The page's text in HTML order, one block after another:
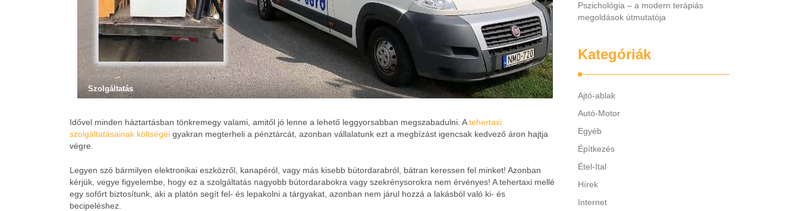
Szolgáltatás
Idővel minden háztartásban tönkremegy valami, amitől jó lenne a lehető leggyorsabban megszabadulni. Atehertaxi
szolgáltatásainak költségei gyakran megterheli a pénztárcát, azonban vállalatunk ezt a megbízást igencsak kedvező áron hajtja
végre.
Legyen szó bármilyen elektronikai eszközről, kanapéról, vagy más kisebb bútordarabról, bátran keressen fel minket! Azonban
kérjük, vegye figyelembe, hogy ez a szolgáltatás nagyobb bútordarabokra vagy szekrénysorokra nem érvényes! A tehertaxi mellé
egy sofőrt biztosítunk, aki a platón segít fel- és lepakolni a tárgyakat, azonban nem járul hozzá a lakásból való ki- és
becipeléshez.
Pszichológia – a modern terápiás
megoldások útmutatója
Kategóriák
Ajtó-ablak
Autó-Motor
Egyéb
Építkezés
Étel-Ital
Hírek
Internet